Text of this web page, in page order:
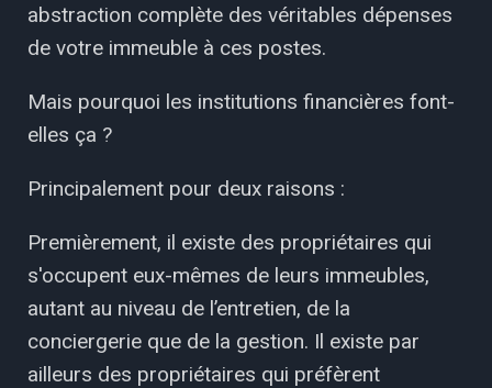
abstraction complète des véritables dépenses
de votre immeuble à ces postes.
Mais pourquoi les institutions financières font-
elles ça ?
Principalement pour deux raisons :
Premièrement, il existe des propriétaires qui
s'occupent eux-mêmes de leurs immeubles,
autant au niveau de l’entretien, de la
conciergerie que de la gestion. Il existe par
ailleurs des propriétaires qui préfèrent